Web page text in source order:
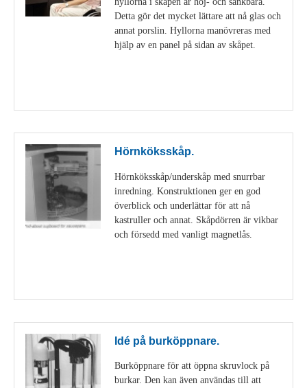
Detta gör det mycket lättare att nå glas och
annat porslin. Hyllorna manövreras med
hjälp av en panel på sidan av skåpet.
Hörnköksskåp.
Hörnköksskåp/underskåp med snurrbar
inredning. Konstruktionen ger en god
överblick och underlättar för att nå
kastruller och annat. Skåpdörren är vikbar
och försedd med vanligt magnetlås.
Idé på burköppnare.
Burköppnare för att öppna skruvlock på
burkar. Den kan även användas till att